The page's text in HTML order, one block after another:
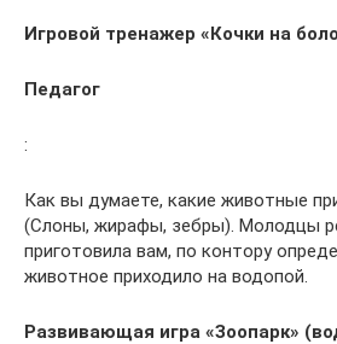
Игровой тренажер «Кочки на
Педагог
:
Как вы думаете, какие животные
(Слоны, жирафы, зебры). Молодцы
приготовила вам, по контору
животное приходило на водопой.
Развивающая игра «Зоопарк»